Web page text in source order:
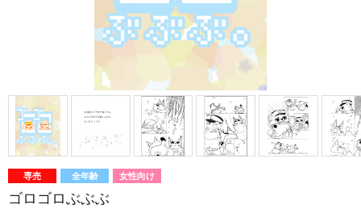
専売 全年齢 女性向け
ゴロゴロぶぶぶ